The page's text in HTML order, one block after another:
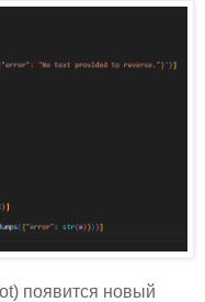
появится новый